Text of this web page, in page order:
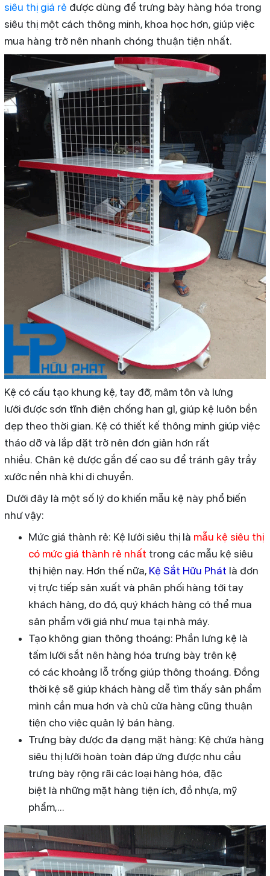
siêu thị giá rẻ được dùng để trưng bày hàng hóa trong
siêu thị một cách thông minh, khoa học hơn, giúp việc
mua hàng trở nên nhanh chóng thuận tiện nhất.
Kệ có cấu tạo khung kệ, tay đỡ, mâm tôn và lưng
lưới được sơn tĩnh điện chống han gỉ, giúp kệ luôn bền
đẹp theo thời gian. Kệ có thiết kế thông minh giúp việc
tháo dỡ và lắp đặt trở nên đơn giản hơn rất
nhiều. Chân kệ được gắn đế cao su để tránh gây trầy
xước nền nhà khi di chuyển.
Dưới đây là một số lý do khiến mẫu kệ này phổ biến
như vậy:
Mức giá thành rẻ: Kệ lưới siêu thị là mẫu kệ siêu thị
có mức giá thành rẻ nhất trong các mẫu kệ siêu
thị hiện nay. Hơn thế nữa, Kệ Sắt Hữu Phát là đơn
vị trực tiếp sản xuất và phân phối hàng tới tay
khách hàng, do đó, quý khách hàng có thể mua
sản phẩm với giá như mua tại nhà máy.
Tạo không gian thông thoáng: Phần lưng kệ là
tấm lưới sắt nên hàng hóa trưng bày trên kệ
có các khoảng lỗ trống giúp thông thoáng. Đồng
thời kệ sẽ giúp khách hàng dễ tìm thấy sản phẩm
mình cần mua hơn và chủ cửa hàng cũng thuận
tiện cho việc quản lý bán hàng.
Trưng bày được đa dạng mặt hàng: Kệ chứa hàng
siêu thị lưới hoàn toàn đáp ứng được nhu cầu
trưng bày rộng rãi các loại hàng hóa, đặc
biệt là những mặt hàng tiện ích, đồ nhựa, mỹ
phẩm,...